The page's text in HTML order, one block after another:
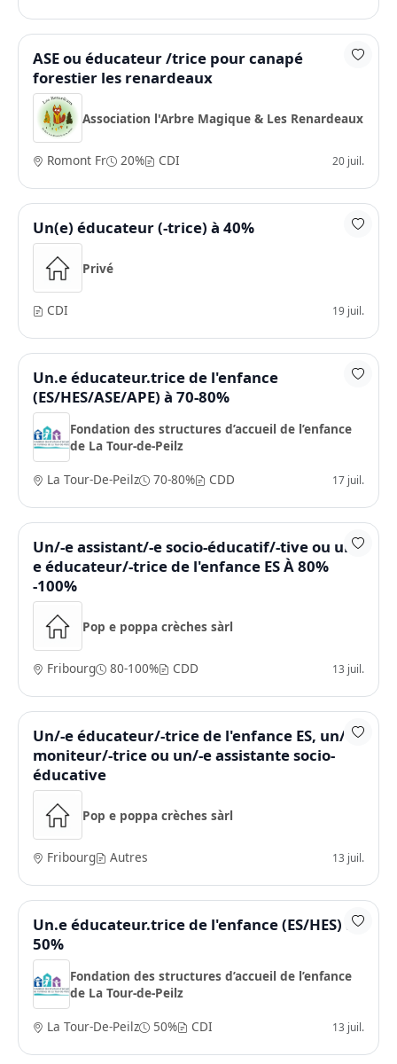
ASE ou éducateur /trice pour canapé
forestier les renardeaux
Association l'Arbre Magique & Les Renardeaux
Romont Fr 20% CDI 20 juil.
Un(e) éducateur (-trice) à 40%
Privé
CDI 19 juil.
Un.e éducateur.trice de l'enfance
(ES/HES/ASE/APE) à 70-80%
Fondation des structures d’accueil de l’enfance
de La Tour-de-Peilz
La Tour-De-Peilz
70-80% CDD 17 juil.
Un/-e assistant/-e socio-éducatif/-tive ou un/-
e éducateur/-trice de l'enfance ES À 80%
-100%
Pop e poppa crèches sàrl
Fribourg 80-100% CDD 13 juil.
Un/-e éducateur/-trice de l'enfance ES, un/-e
moniteur/-trice ou un/-e assistante socio-
éducative
Pop e poppa crèches sàrl
Fribourg Autres 13 juil.
Un.e éducateur.trice de l'enfance (ES/HES) à
50%
Fondation des structures d’accueil de l’enfance
de La Tour-de-Peilz
La Tour-De-Peilz
50% CDI 13 juil.